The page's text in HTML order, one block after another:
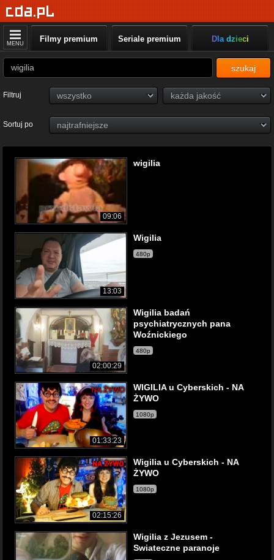
MENU Filmy premium Seriale premium Dla dzieci
szukaj
Filtruj
Sortuj po
09:06
wigilia
13:03
Wigilia
480p
02:00:29
Wigilia badań
psychiatrycznych pana
Woźnickiego
480p
01:33:23
WIGILIA u Cyberskich - NA
ŻYWO
1080p
02:15:26
Wigilia u Cyberskich - NA
ŻYWO
1080p
Wigilia z Jezusem -
Swiateczne paranoje